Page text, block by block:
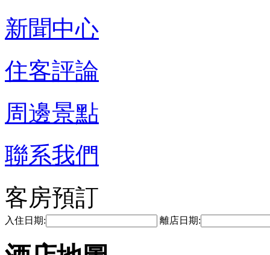
新聞中心
住客評論
周邊景點
聯系我們
客房預訂
入住日期: 離店日期: